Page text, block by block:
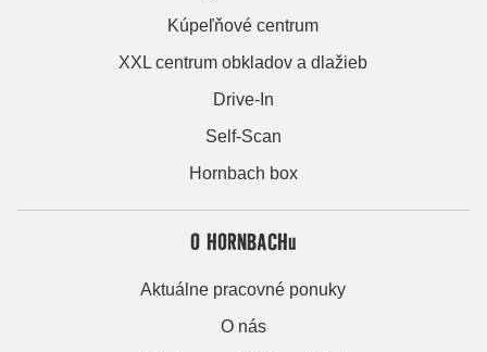
Kúpeľňové centrum
XXL centrum obkladov a dlažieb
Drive-In
Self-Scan
Hornbach box
O HORNBACHu
Aktuálne pracovné ponuky
O nás